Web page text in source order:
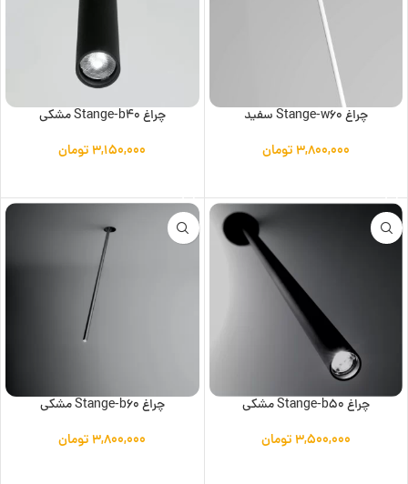
چراغ Stange-w60 سفید
۳,۸۰۰,۰۰۰تومان
چراغ Stange-b40 مشکی
۳,۱۵۰,۰۰۰تومان
چراغ Stange-b50 مشکی
۳,۵۰۰,۰۰۰تومان
چراغ Stange-b60 مشکی
۳,۸۰۰,۰۰۰تومان